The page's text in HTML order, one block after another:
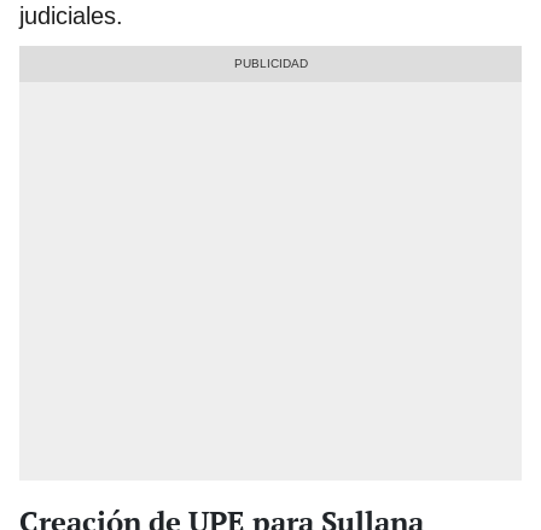
judiciales.
Creación de UPE para Sullana